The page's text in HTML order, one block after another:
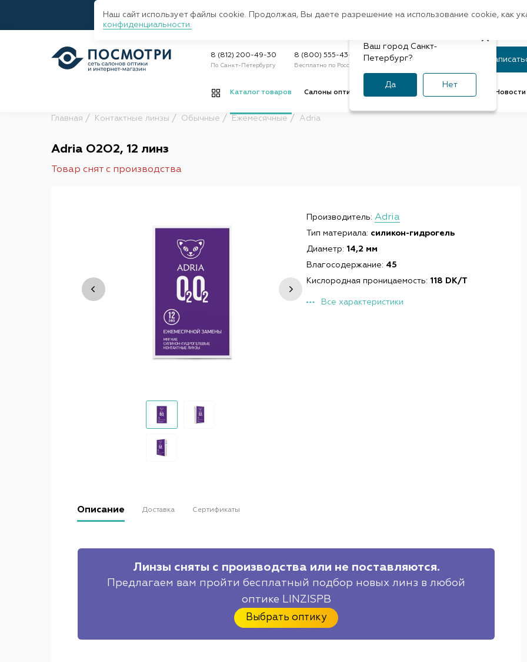
Регион:Санкт-Петербург Быстрая
8 (812) 200-49-30
По Санкт-Петербургу
8 (800) 555-43-47
Бесплатно по России
Статус заказа
Каталог товаров Салоны оптики Новости
Главная Контактные линзы Обычные Ежемесячные Adria
Adria O2O2, 12 линз
Товар снят с производства
Производитель: Adria
Тип материала: силикон-гидрогель
Диаметр: 14,2 мм
Влагосодержание: 45
Кислородная проницаемость: 118 DK/T
Все характеристики
Описание Доставка Сертификаты
Линзы сняты с производства или не поставляются.
Предлагаем вам пройти бесплатный подбор новых линз в любой
оптике LINZISPB
Выбрать оптику
Ваш город Санкт-
Петербург?
Да Нет
Наш сайт использует файлы cookie. Продолжая, Вы даете разрешение на использование cookie, как
конфиденциальности.